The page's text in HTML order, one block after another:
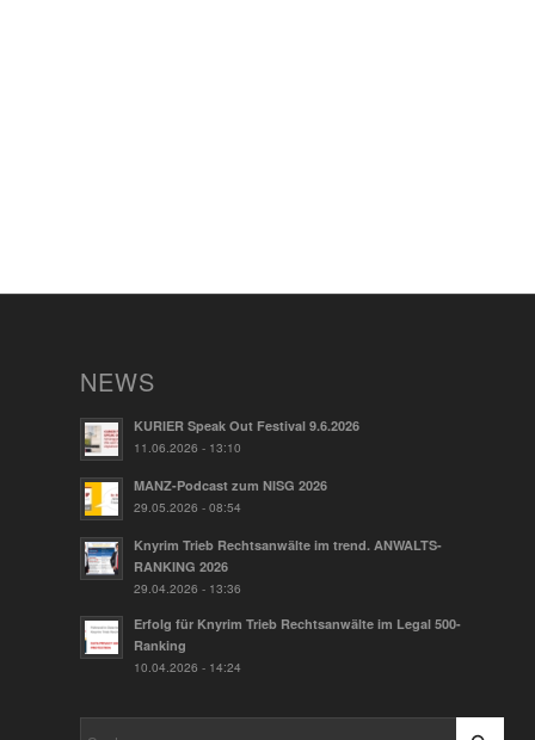
NEWS
KURIER Speak Out Festival 9.6.2026
11.06.2026 - 13:10
MANZ-Podcast zum NISG 2026
29.05.2026 - 08:54
Knyrim Trieb Rechtsanwälte im trend. ANWALTS-
RANKING 2026
29.04.2026 - 13:36
Erfolg für Knyrim Trieb Rechtsanwälte im Legal 500-
Ranking
10.04.2026 - 14:24